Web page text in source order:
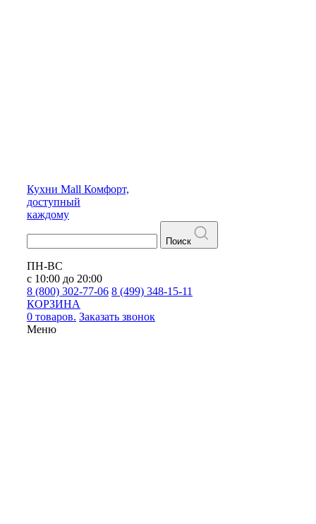
Кухни Mall Комфорт,
доступный
каждому
Поиск
ПН-ВС
с 10:00 до 20:00
8 (800) 302-77-06 8 (499) 348-15-11
КОРЗИНА
0 товаров. Заказать звонок
Меню